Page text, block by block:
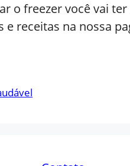
o freezer você vai
receitas na nossa